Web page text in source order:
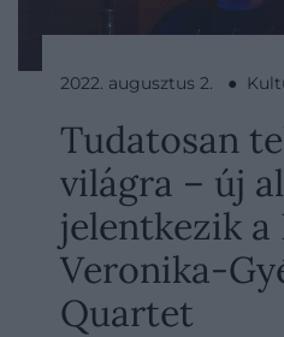
2022. augusztus 2. ●
Tudatosan
világra – új
jelentkezik a
Veronika-
Quartet